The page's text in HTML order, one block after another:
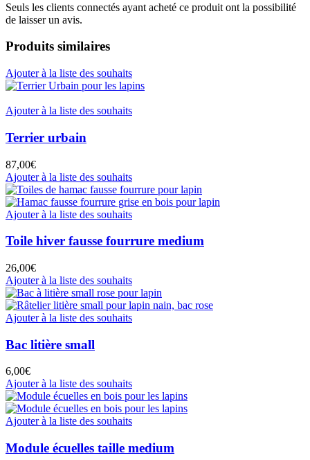
Seuls les clients connectés ayant acheté ce produit ont la possibilité
de laisser un avis.
Produits similaires
Ajouter à la liste des souhaits
Ajouter à la liste des souhaits
Terrier urbain
87,00€
Ajouter à la liste des souhaits
Ajouter à la liste des souhaits
Toile hiver fausse fourrure medium
26,00€
Ajouter à la liste des souhaits
Ajouter à la liste des souhaits
Bac litière small
6,00€
Ajouter à la liste des souhaits
Ajouter à la liste des souhaits
Module écuelles taille medium